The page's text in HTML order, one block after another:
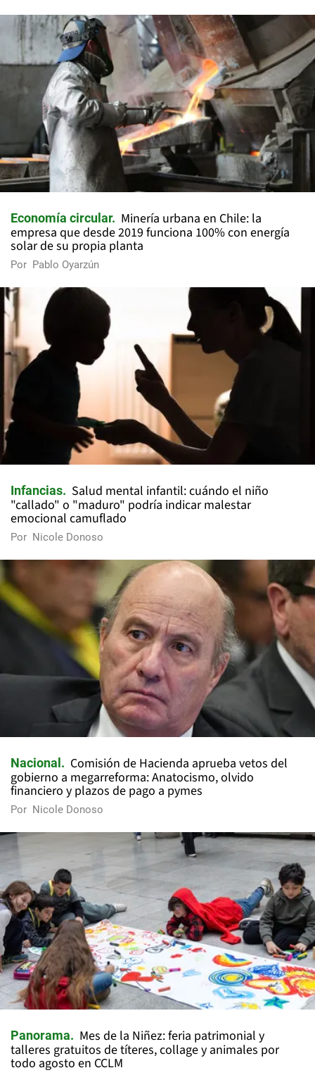
Economía circular
Minería urbana en Chile: la
empresa que desde 2019 funciona 100% con energía
solar de su propia planta
Por Pablo Oyarzún
Infancias
Salud mental infantil: cuándo el niño
"callado" o "maduro" podría indicar malestar
emocional camuflado
Por Nicole Donoso
Nacional
Comisión de Hacienda aprueba vetos del
gobierno a megarreforma: Anatocismo, olvido
financiero y plazos de pago a pymes
Por Nicole Donoso
Panorama
Mes de la Niñez: feria patrimonial y
talleres gratuitos de títeres, collage y animales por
todo agosto en CCLM